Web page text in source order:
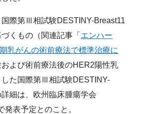
際第Ⅲ相試験DESTINY-Breast11
くもの（関連記事「 エンハー
乳がんの術前療法で標準治療に
および術前療法後のHER2陽性乳
した国際第Ⅲ相試験DESTINY-
細は、欧州臨床腫瘍学会
発表予定とのこと。